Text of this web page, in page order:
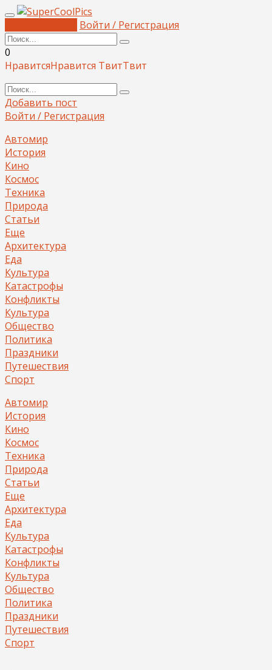
Войти / Регистрация
0
НравитсяНравится ТвитТвит
Добавить пост
Войти / Регистрация
Автомир
История
Кино
Космос
Техника
Природа
Статьи
Еще
Архитектура
Еда
Культура
Катастрофы
Конфликты
Культура
Общество
Политика
Праздники
Путешествия
Спорт
Автомир
История
Кино
Космос
Техника
Природа
Статьи
Еще
Архитектура
Еда
Культура
Катастрофы
Конфликты
Культура
Общество
Политика
Праздники
Путешествия
Спорт